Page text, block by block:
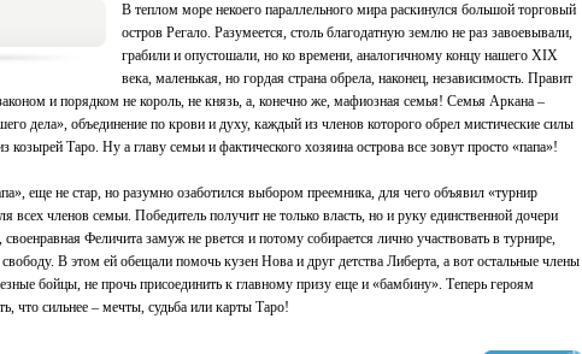
В теплом море некоего параллельного мира раскинулся большой торговый
остров Регало. Разумеется, столь благодатную землю не раз завоевывали,
грабили и опустошали, но ко времени, аналогичному концу нашего XIX
века, маленькая, но гордая страна обрела, наконец, независимость. Правит
и порядком не король, не князь, а, конечно же, мафиозная семья! Семья Аркана –
дела», объединение по крови и духу, каждый из членов которого обрел мистические силы
козырей Таро. Ну а главу семьи и фактического хозяина острова все зовут просто «папа»!
еще не стар, но разумно озаботился выбором преемника, для чего объявил «турнир
всех членов семьи. Победитель получит не только власть, но и руку единственной дочери
Феличита замуж не рвется и потому собирается лично участвовать в турнире,
В этом ей обещали помочь кузен Нова и друг детства Либерта, а вот остальные члены
бойцы, не прочь присоединить к главному призу еще и «бамбину». Теперь героям
что сильнее – мечты, судьба или карты Таро!